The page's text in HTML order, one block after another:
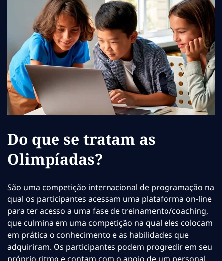
Do que se tratam as
Olimpíadas?
São uma competição internacional de programação na
qual os participantes acessam uma plataforma on-line
para ter acesso a uma fase de treinamento/coaching,
que culmina em uma competição na qual eles colocam
em prática o conhecimento e as habilidades que
adquiriram. Os participantes podem progredir em seu
próprio ritmo e contam com o apoio de um personal